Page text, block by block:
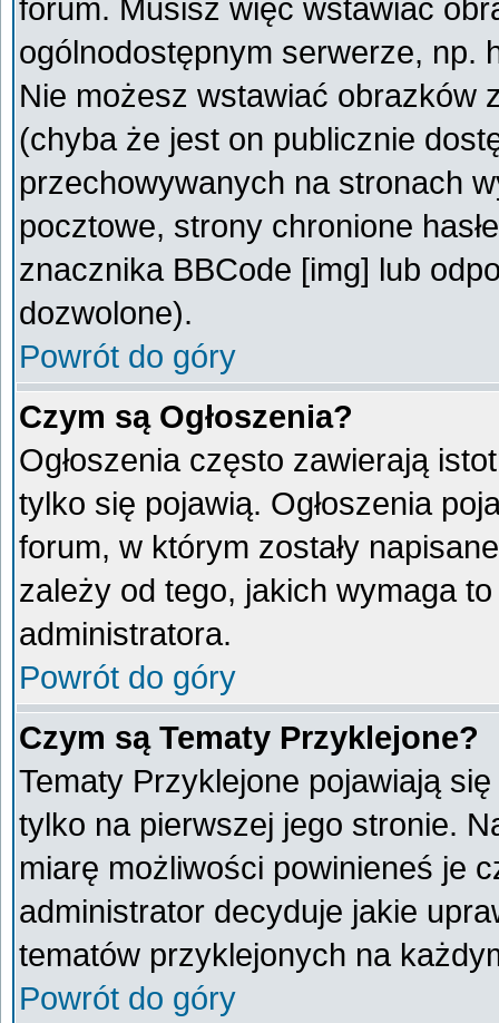
forum. Musisz więc wstawiać
ogólnodostępnym serwerze, np.
Nie możesz wstawiać obrazków
(chyba że jest on publicznie
przechowywanych na stronach
pocztowe, strony chronione
znacznika BBCode [img] lub
dozwolone).
Powrót do góry
Czym są Ogłoszenia?
Ogłoszenia często zawierają
tylko się pojawią. Ogłoszenia
forum, w którym zostały
zależy od tego, jakich wymaga
administratora.
Powrót do góry
Czym są Tematy Przyklejone?
Tematy Przyklejone pojawiają
tylko na pierwszej jego stronie.
miarę możliwości powinieneś je
administrator decyduje jakie
tematów przyklejonych na
Powrót do góry